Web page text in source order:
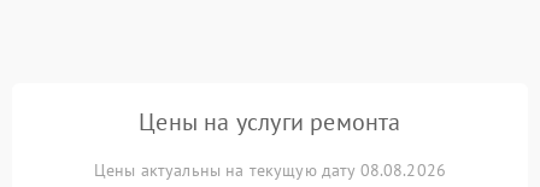
Цены на услуги ремонта
Цены актуальны на текущую дату 08.08.2026